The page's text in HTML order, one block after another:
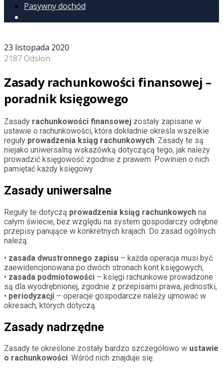
Pasywny dochód
23 listopada 2020
2187 Odsłon
Zasady rachunkowości finansowej –
poradnik księgowego
Zasady rachunkowości finansowej zostały zapisane w
ustawie o rachunkowości, która dokładnie określa wszelkie
reguły prowadzenia ksiąg rachunkowych. Zasady te są
niejako uniwersalną wskazówką dotyczącą tego, jak należy
prowadzić księgowość zgodnie z prawem. Powinien o nich
pamiętać każdy księgowy.
Zasady uniwersalne
Reguły te dotyczą prowadzenia ksiąg rachunkowych na
całym świecie, bez względu na system gospodarczy odrębne
przepisy panujące w konkretnych krajach. Do zasad ogólnych
należą:
• zasada dwustronnego zapisu – każda operacja musi być
zaewidencjonowana po dwóch stronach kont księgowych,
• zasada podmiotowości – księgi rachunkowe prowadzone
są dla wyodrębnionej, zgodnie z przepisami prawa, jednostki,
• periodyzacji – operacje gospodarcze należy ujmować w
okresach, których dotyczą.
Zasady nadrzędne
Zasady te określone zostały bardzo szczegółowo w ustawie
o rachunkowości. Wśród nich znajduje się: